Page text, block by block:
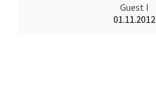
Guest I
01.11.2012